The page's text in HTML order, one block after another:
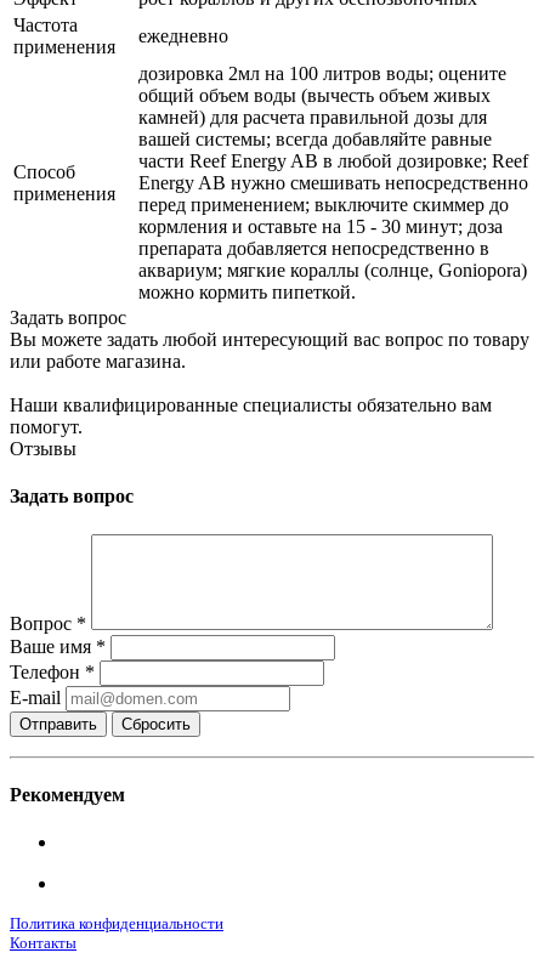
Частота
применения
ежедневно
Способ
применения
дозировка 2мл на 100 литров воды; оцените
общий объем воды (вычесть объем живых
камней) для расчета правильной дозы для
вашей системы; всегда добавляйте равные
части Reef Energy AВ в любой дозировке; Reef
Energy AВ нужно смешивать непосредственно
перед применением; выключите скиммер до
кормления и оставьте на 15 - 30 минут; доза
препарата добавляется непосредственно в
аквариум; мягкие кораллы (солнце, Goniopora)
можно кормить пипеткой.
Задать вопрос
Вы можете задать любой интересующий вас вопрос по товару
или работе магазина.
Наши квалифицированные специалисты обязательно вам
помогут.
Отзывы
Задать вопрос
Вопрос *
Ваше имя *
Телефон *
E-mail
Сбросить
Рекомендуем
Политика конфиденциальности
Контакты